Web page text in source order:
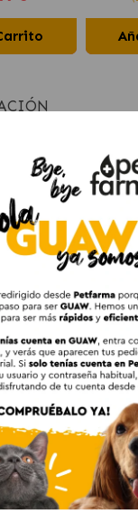
Colti
para